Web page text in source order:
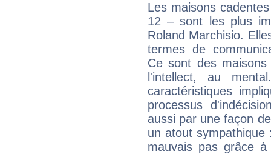
Les maisons
12 – sont les plus
Roland Marchisio.
termes de
Ce sont des
l'intellect, au
caractéristiques
processus
aussi par une façon
un atout
mauvais pas grâce